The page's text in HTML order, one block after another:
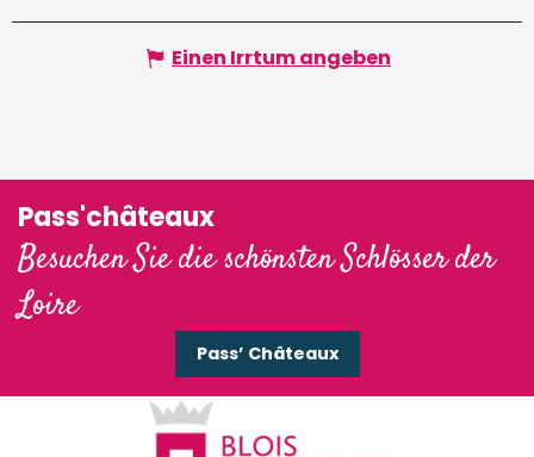
Einen Irrtum angeben
Pass'châteaux
Besuchen Sie die schönsten Schlösser der
Loire
Pass’ Châteaux